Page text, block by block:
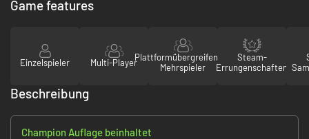
Game features
Einzelspieler Multi-PlayerPlattformübergreifender
Mehrspieler
Steam-
Errungenschaften
Beschreibung
Champion Auflage beinhaltet